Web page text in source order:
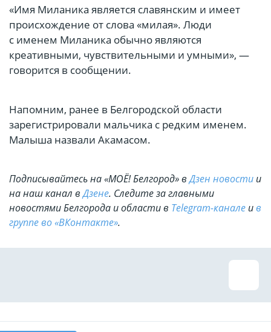
«Имя Миланика является славянским и имеет
происхождение от слова «милая». Люди
с именем Миланика обычно являются
креативными, чувствительными и умными», —
говорится в сообщении.
Напомним, ранее в Белгородской области
зарегистрировали мальчика с редким именем.
Малыша назвали Акамасом.
Подписывайтесь на «МОЁ! Белгород» вДзен новости и
на наш канал вДзене. Cледите за главными
новостями Белгорода и области в Telegram-канале ив
группе во «ВКонтакте».